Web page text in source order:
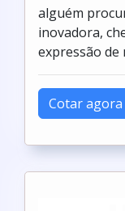
alguém
inovadora,
expressão de
Cotar agora